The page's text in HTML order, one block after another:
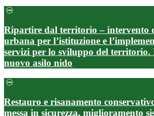
Ripartire dal territorio – intervento
urbana per l’istituzione e
servizi per lo sviluppo del territorio.
nuovo asilo nido
Restauro e risanamento
messa in sicurezza, miglioramento